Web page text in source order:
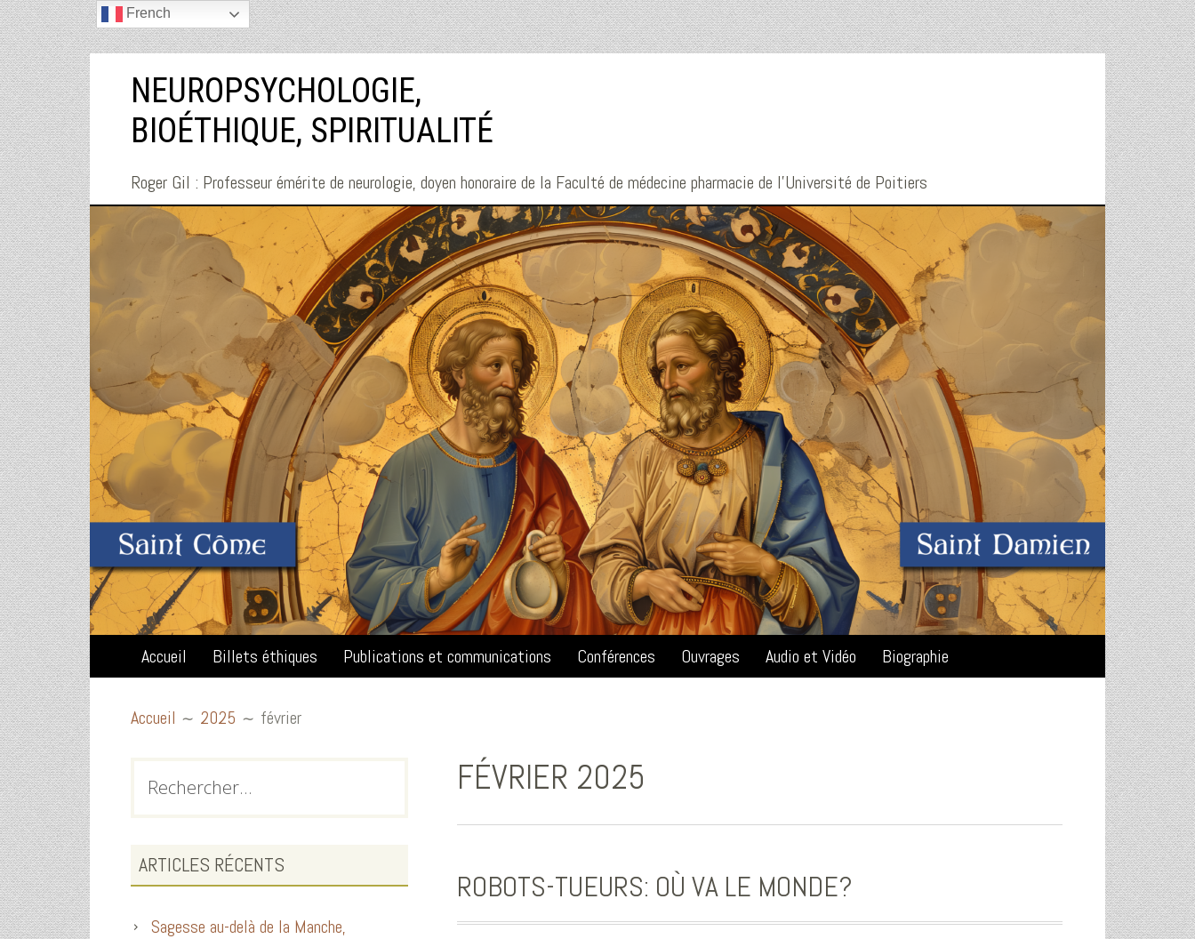
NEUROPSYCHOLOGIE,
BIOÉTHIQUE, SPIRITUALITÉ
Roger Gil : Professeur émérite de neurologie, doyen honoraire de la Faculté de médecine pharmacie de l'Université de Poitiers
Accueil Billets éthiques Publications et communications Conférences Ouvrages Audio et Vidéo Biographie
Accueil 2025 février
FÉVRIER 2025
ROBOTS-TUEURS: OÙ VA LE MONDE?
ARTICLES RÉCENTS
Sagesse au-delà de la Manche,
French